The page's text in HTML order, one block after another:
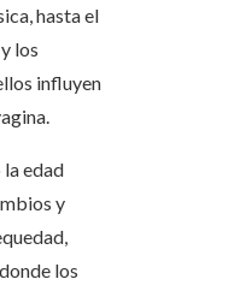
hasta el
los
influyen
edad
y
los